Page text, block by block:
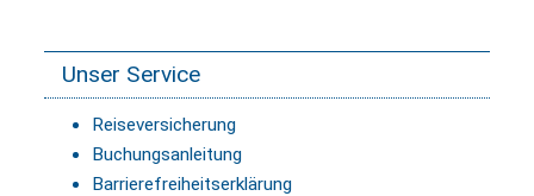
Unser Service
Reiseversicherung
Buchungsanleitung
Barrierefreiheitserklärung